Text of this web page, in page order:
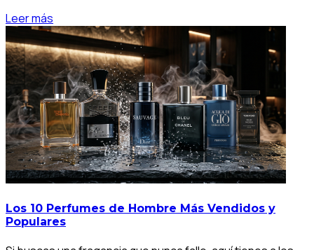
Leer más
Los 10 Perfumes de Hombre Más Vendidos y
Populares